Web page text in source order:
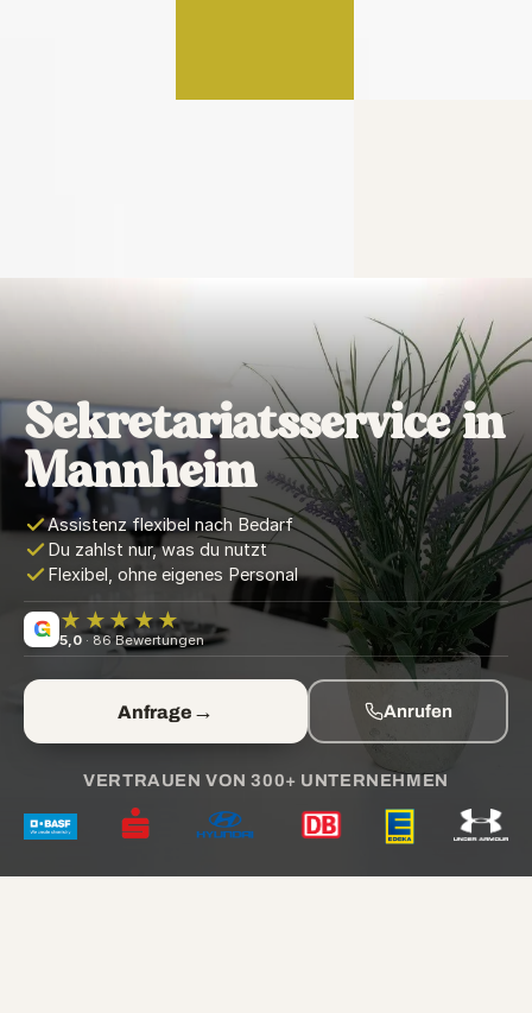
Sekretariatsservice in
Mannheim
Assistenz flexibel nach Bedarf
Du zahlst nur, was du nutzt
Flexibel, ohne eigenes Personal
G ★★★★★
5,0 · 86 Bewertungen
Anfrage → Anrufen
VERTRAUEN VON 300+ UNTERNEHMEN